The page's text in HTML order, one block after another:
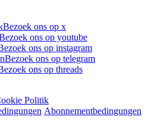
Bezoek ons op x
ons op youtube
ons op instagram
Bezoek ons op telegram
ons op threads
Politik
Abonnementbedingungen